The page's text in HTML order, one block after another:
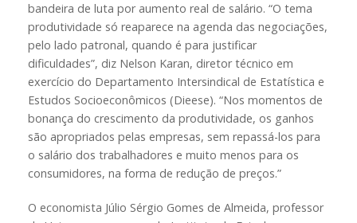
bandeira de luta por aumento real de salário. “O tema
produtividade só reaparece na agenda das negociações,
pelo lado patronal, quando é para justificar
dificuldades”, diz Nelson Karan, diretor técnico em
exercício do Departamento Intersindical de Estatística e
Estudos Socioeconômicos (Dieese). “Nos momentos de
bonança do crescimento da produtividade, os ganhos
são apropriados pelas empresas, sem repassá-los para
o salário dos trabalhadores e muito menos para os
consumidores, na forma de redução de preços.”
O economista Júlio Sérgio Gomes de Almeida, professor